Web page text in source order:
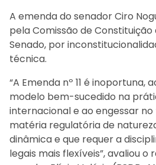
A emenda do senador Ciro
pela Comissão de
Senado, por
técnica.
“A Emenda nº 11 é inoportuna,
modelo bem-sucedido na
internacional e ao engessar
matéria regulatória de
dinâmica e que requer a
legais mais flexíveis”, avaliou o